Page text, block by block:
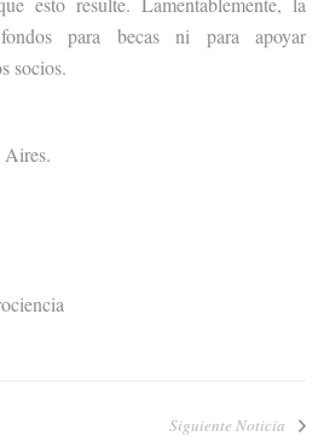
para becas ni para apoyar
socios.
Aires.
Siguiente Noticia